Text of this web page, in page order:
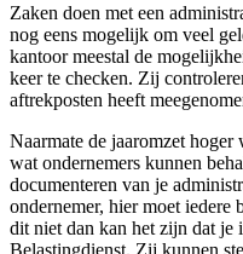
Zaken doen met een
nog eens mogelijk om veel
kantoor meestal de
keer te checken. Zij
aftrekposten heeft
Naarmate de jaaromzet
wat ondernemers kunnen
documenteren van je
ondernemer, hier moet iedere
dit niet dan kan het zijn dat je
Belastingdienst. Zij kunnen